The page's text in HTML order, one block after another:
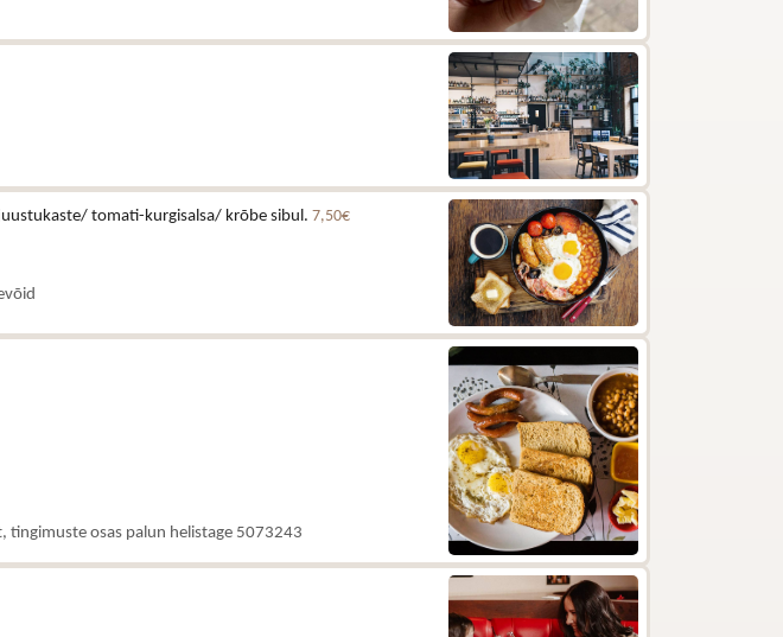
tomati-kurgisalsa/ krõbe sibul. 7,50€
tingimuste osas palun helistage 5073243